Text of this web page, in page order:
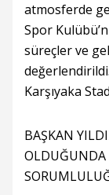
atmosferde
Spor
süreçler ve
Karşıyaka
BAŞKAN
OLDUĞUNDA